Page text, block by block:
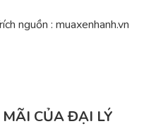
nguồn : muaxenhanh.vn
CỦA ĐẠI LÝ